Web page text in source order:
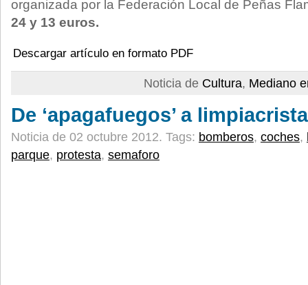
organizada por la Federación Local de Peñas
24 y 13 euros.
Descargar artículo en formato PDF
Noticia de Cultura, Mediano
De ‘apagafuegos’ a
Noticia de 02 octubre 2012. Tags: bomberos, coches,
parque, protesta, semaforo